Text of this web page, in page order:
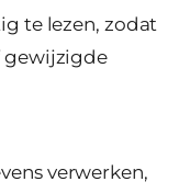
te lezen, zodat
gewijzigde
verwerken,